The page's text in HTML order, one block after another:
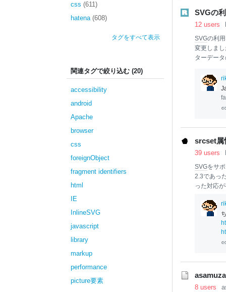
css (611)
hatena (608)
タグをすべて表示
関連タグで絞り込む (20)
accessibility
android
Apache
browser
css
foreignObject
fragment identifiers
html
IE
InlineSVG
javascript
library
markup
performance
picture要素
SVGの
12 users
SVGの利
変更しまし
ターデー
のコード
されるの
Export
"
srcset属
39 users
SVGをサ
2.3であっ
った対応
のでハッ
et属性で
ポートし
属性のサ
る。もち
8 users